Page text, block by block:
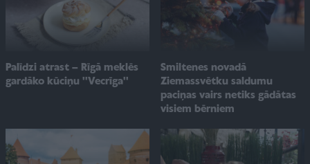
Palīdzi atrast – Rīgā meklēs
gardāko kūciņu ''Vecrīga''
Smiltenes novadā
Ziemassvētku saldumu
paciņas vairs netiks gādātas
visiem bērniem